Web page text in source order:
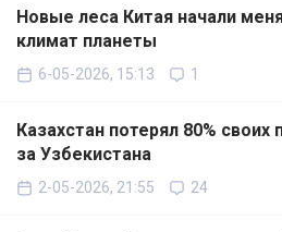
Новые леса Китая начали
климат планеты
6-05-2026, 15:13 1
Казахстан потерял 80% своих
за Узбекистана
2-05-2026, 21:55 24